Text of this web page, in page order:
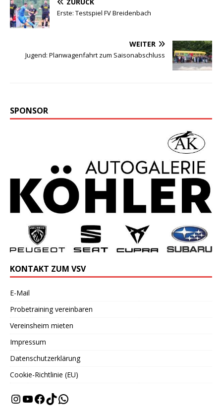
Erste: Testspiel FV Breidenbach
WEITER
Jugend: Planwagenfahrt zum Saisonabschluss
SPONSOR
KONTAKT ZUM VSV
E-Mail
Probetraining vereinbaren
Vereinsheim mieten
Impressum
Datenschutzerklärung
Cookie-Richtlinie (EU)